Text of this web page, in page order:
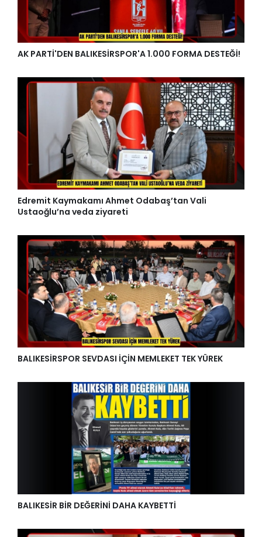
AK PARTİ'DEN BALIKESİRSPOR'A 1.000 FORMA DESTEĞİ!
Edremit Kaymakamı Ahmet Odabaş’tan Vali
Ustaoğlu’na veda ziyareti
BALIKESİRSPOR SEVDASI İÇİN MEMLEKET TEK YÜREK
BALIKESİR BİR DEĞERİNİ DAHA KAYBETTİ